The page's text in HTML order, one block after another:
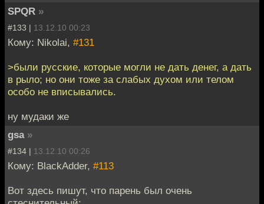
SPQR »
#133 | 13.12.10 00:23
Кому: Nikolai, #131
>были русские, которые могли не дать денег, а дать
в рыло; но они тоже за слабых духом или телом
особо не вписывались.
ну мудаки же
gsa »
#134 | 13.12.10 00:26
Кому: BlackAdder, #113
Вот здесь пишут, что парень был очень